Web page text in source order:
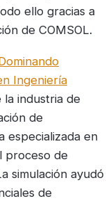
ello gracias a
de COMSOL.
Ingeniería
industria de
de
especializada en
proceso de
simulación ayudó
de